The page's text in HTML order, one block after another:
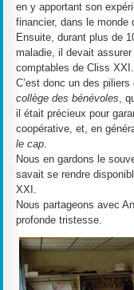
en y apportant son
financier, dans le monde
Ensuite, durant plus de
maladie, il devait
comptables de Cliss XXI.
C’est donc un des
collège des bénévoles,
il était précieux pour
coopérative, et, en
le cap.
Nous en gardons le
savait se rendre
XXI.
Nous partageons avec
profonde tristesse.